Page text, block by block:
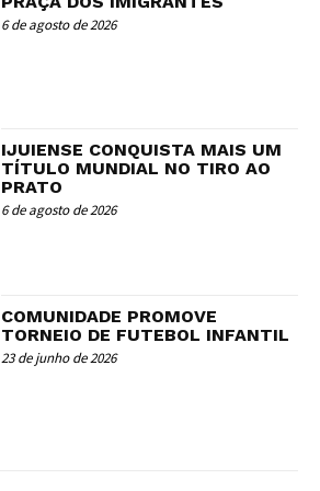
6 de agosto de 2026
IJUIENSE CONQUISTA MAIS UM
TÍTULO MUNDIAL NO TIRO AO
PRATO
6 de agosto de 2026
COMUNIDADE PROMOVE
TORNEIO DE FUTEBOL INFANTIL
23 de junho de 2026